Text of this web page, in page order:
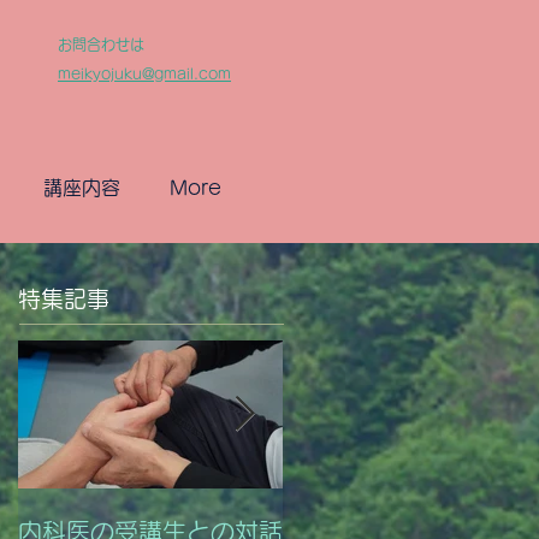
お問合わせは
meikyojuku@gmail.com
講座内容 More
特集記事
内科医の受講生との対話成長していく受講生